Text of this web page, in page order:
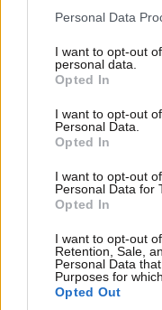
Please note that this
not limited to your visit
grant or deny consent
use your data for
consent section.
Personal Data
I want to opt-out
personal data.
Opted In
I want to opt-out
Personal Data.
Opted In
I want to opt-out
Personal Data for
Opted In
I want to opt-out
Retention, Sale,
Personal Data
Purposes for
Opted Out